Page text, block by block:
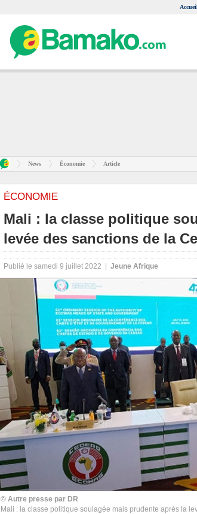
News Économie Article
ÉCONOMIE
Mali : la classe politique
levée des sanctions de la
Publié le samedi 9 juillet 2022 | Jeune Afrique
© Autre presse par DR
Mali : la classe politique soulagée mais prudente après la